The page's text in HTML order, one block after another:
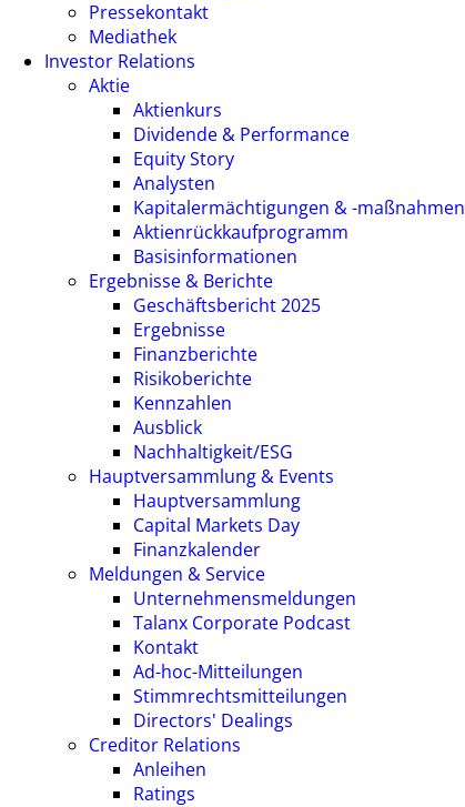
Pressekontakt
Mediathek
Investor Relations
Aktie
Aktienkurs
Dividende & Performance
Equity Story
Analysten
Kapitalermächtigungen & -maßnahmen
Aktienrückkaufprogramm
Basisinformationen
Ergebnisse & Berichte
Geschäftsbericht 2025
Ergebnisse
Finanzberichte
Risikoberichte
Kennzahlen
Ausblick
Nachhaltigkeit/ESG
Hauptversammlung & Events
Hauptversammlung
Capital Markets Day
Finanzkalender
Meldungen & Service
Unternehmensmeldungen
Talanx Corporate Podcast
Kontakt
Ad-hoc-Mitteilungen
Stimmrechtsmitteilungen
Directors' Dealings
Creditor Relations
Anleihen
Ratings